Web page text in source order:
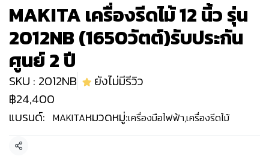
MAKITA เครื่องรีดไม้ 12 นิ้ว รุ่น
2012NB (1650วัตต์)รับประกัน
ศูนย์ 2 ปี
SKU : 2012NB
ยังไม่มีรีวิว
฿24,400
แบรนด์: MAKITAหมวดหมู่:เครื่องมือไฟฟ้า,เครื่องรีดไม้
แชร์